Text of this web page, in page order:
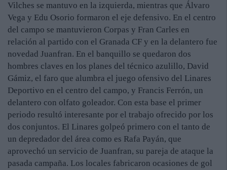
Vilches se mantuvo en la izquierda, mientras que Álvaro
Vega y Edu Osorio formaron el eje defensivo. En el centro
del campo se mantuvieron Corpas y Fran Carles en
relación al partido con el Granada CF y en la delantero fue
novedad Juanfran. En el banquillo se quedaron dos
hombres claves en los planes del técnico azulillo, David
Gámiz, el faro que alumbra el juego ofensivo del Linares
Deportivo en el centro del campo, y Francis Ferrón, un
delantero con olfato goleador. Con esta base el primer
periodo resultó interesante por el trabajo ofrecido por los
dos conjuntos. El Linares golpeó primero con el tanto de
un depredador del área como es Rafa Payán, que
aprovechó un servicio de Juanfran, su pareja de ataque la
pasada campaña. Los locales fabricaron ocasiones de gol